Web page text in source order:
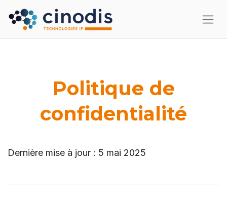
Politique de
confidentialité
Dernière mise à jour : 5 mai 2025